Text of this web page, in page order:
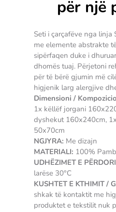
për një
Seti i çarçafëve nga linja
me elemente abstrakte
sipërfaqen duke i
dhomës tuaj. Përjetoni
për të bërë gjumin më
higjenik larg alergjive
Dimensioni /
1x këllëf jorgani
dyshekut 160x240cm,
50x70cm
NGJYRA: Me dizajn
MATERIALI: 100%
UDHËZIMET E
larëse 30°C
KUSHTET E KTHIMIT /
shkak të kontaktit me
produktet e tekstilit nuk